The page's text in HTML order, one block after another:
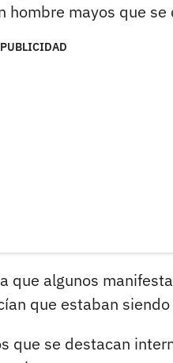
mayos que se
PUBLICIDAD
que algunos
que estaban
que se destacan